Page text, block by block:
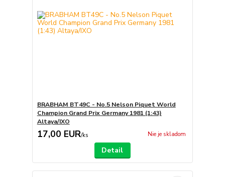
BRABHAM BT49C - No.5 Nelson Piquet World
Champion Grand Prix Germany 1981 (1:43)
Altaya/IXO
17,00 EUR/ks Nie je skladom
Detail